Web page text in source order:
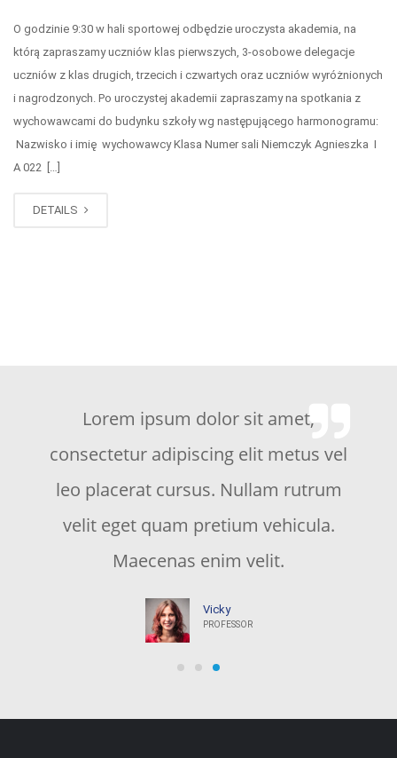
O godzinie 9:30 w hali sportowej odbędzie uroczysta akademia, na
którą zapraszamy uczniów klas pierwszych, 3-osobowe delegacje
uczniów z klas drugich, trzecich i czwartych oraz uczniów wyróżnionych
i nagrodzonych. Po uroczystej akademii zapraszamy na spotkania z
wychowawcami do budynku szkoły wg następującego harmonogramu:
Nazwisko i imię wychowawcy Klasa Numer sali Niemczyk Agnieszka I
A 022 […]
DETAILS
ipsum dolor sit amet,
adipiscing elit metus vel
cursus. Nullam rutrum
quam pretium vehicula.
enim velit.
John Doe
PROFESSOR
leo
velit eget